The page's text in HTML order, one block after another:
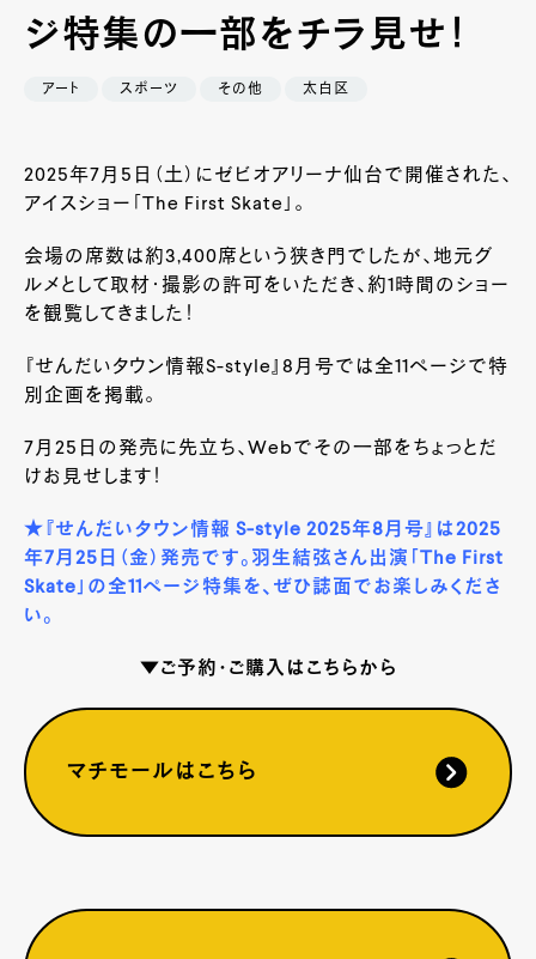
ジ特集の一部をチラ見せ！
アート スポーツ その他 太白区
2025年7月5日（土）にゼビオアリーナ仙台で開催された、
アイスショー「The First Skate」。
会場の席数は約3,400席という狭き門でしたが、地元グ
ルメとして取材・撮影の許可をいただき、約1時間のショー
を観覧してきました！
『せんだいタウン情報S-style』8月号では全11ページで特
別企画を掲載。
7月25日の発売に先立ち、Webでその一部をちょっとだ
けお見せします！
★『せんだいタウン情報 S-style 2025年8月号』は2025
年7月25日（金）発売です。羽生結弦さん出演「The First
Skate」の全11ページ特集を、ぜひ誌面でお楽しみくださ
い。
▼ご予約・ご購入はこちらから
マチモールはこちら